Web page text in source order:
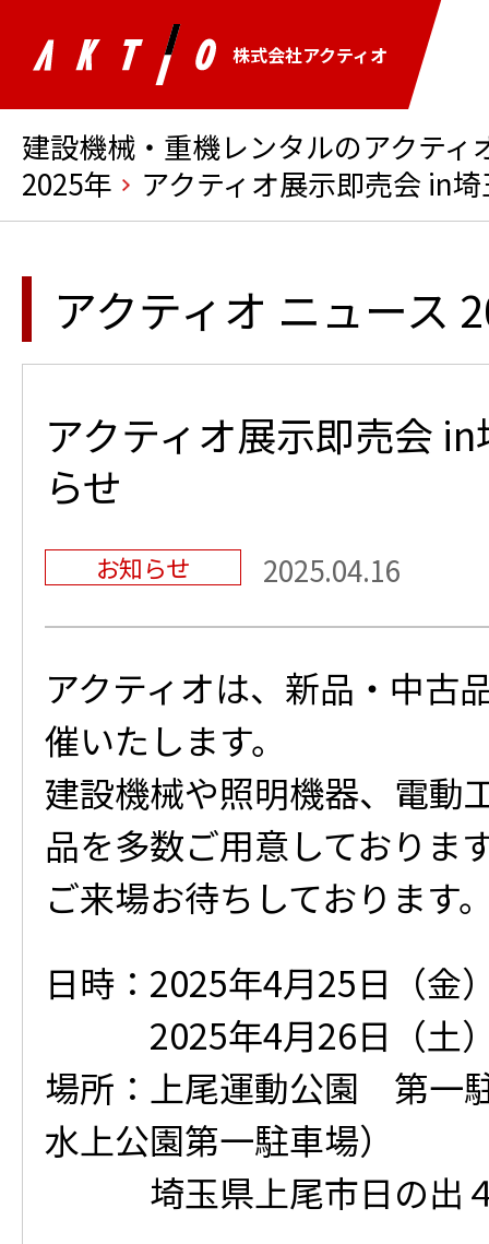
株式会社アクティオ
建設機械・重機レンタルのアクティ
2025年
アクティオ展示即売会 in
アクティオ ニュース
アクティオ展示即売会
らせ
お知らせ 2025.04.16
アクティオは、新品・中古
催いたします。
建設機械や照明機器、電動
品を多数ご用意しておりま
ご来場お待ちしております
日時：2025年4月25日（金
2025年4月26日（土）
場所：上尾運動公園 第一
水上公園第一駐車場）
埼玉県上尾市日の出